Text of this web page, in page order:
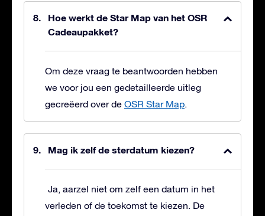
Hoe werkt de Star Map van het OSR
Cadeaupakket?
Om deze vraag te beantwoorden hebben
we voor jou een gedetailleerde uitleg
gecreëerd over de OSR Star Map.
Mag ik zelf de sterdatum kiezen?
Ja, aarzel niet om zelf een datum in het
verleden of de toekomst te kiezen. De